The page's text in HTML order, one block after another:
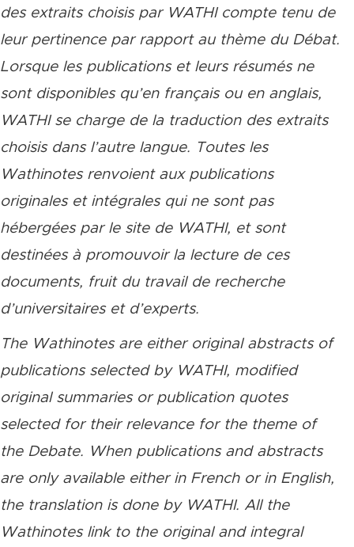
des extraits choisis par WATHI compte tenu de
leur pertinence par rapport au thème du Débat.
Lorsque les publications et leurs résumés ne
sont disponibles qu’en français ou en anglais,
WATHI se charge de la traduction des extraits
choisis dans l’autre langue. Toutes les
Wathinotes renvoient aux publications
originales et intégrales qui ne sont pas
hébergées par le site de WATHI, et sont
destinées à promouvoir la lecture de ces
documents, fruit du travail de recherche
d’universitaires et d’experts.
The Wathinotes are either original abstracts of
publications selected by WATHI, modified
original summaries or publication quotes
selected for their relevance for the theme of
the Debate. When publications and abstracts
are only available either in French or in English,
the translation is done by WATHI. All the
Wathinotes link to the original and integral